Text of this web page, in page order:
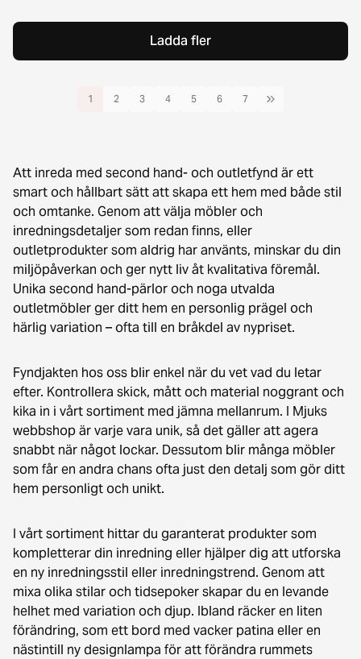
Ladda fler
1 2 3 4 5 6 7
Att inreda med second hand- och outletfynd är ett
smart och hållbart sätt att skapa ett hem med både stil
och omtanke. Genom att välja möbler och
inredningsdetaljer som redan finns, eller
outletprodukter som aldrig har använts, minskar du din
miljöpåverkan och ger nytt liv åt kvalitativa föremål.
Unika second hand-pärlor och noga utvalda
outletmöbler ger ditt hem en personlig prägel och
härlig variation – ofta till en bråkdel av nypriset.
Fyndjakten hos oss blir enkel när du vet vad du letar
efter. Kontrollera skick, mått och material noggrant och
kika in i vårt sortiment med jämna mellanrum. I Mjuks
webbshop är varje vara unik, så det gäller att agera
snabbt när något lockar. Dessutom blir många möbler
som får en andra chans ofta just den detalj som gör ditt
hem personligt och unikt.
I vårt sortiment hittar du garanterat produkter som
kompletterar din inredning eller hjälper dig att utforska
en ny inredningsstil eller inredningstrend. Genom att
mixa olika stilar och tidsepoker skapar du en levande
helhet med variation och djup. Ibland räcker en liten
förändring, som ett bord med vacker patina eller en
nästintill ny designlampa för att förändra rummets